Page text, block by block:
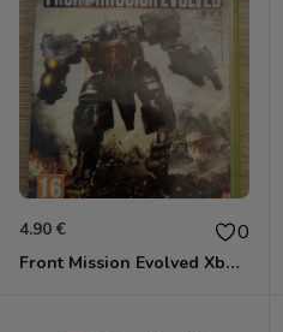
4.90 € 0
Front Mission Evolved Xbox 360